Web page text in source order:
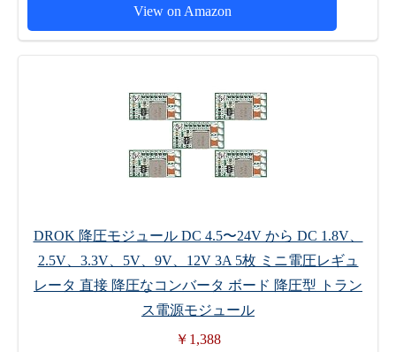
View on Amazon
DROK 降圧モジュール DC 4.5〜24V から DC 1.8V、
2.5V、3.3V、5V、9V、12V 3A 5枚 ミニ電圧レギュ
レータ 直接 降圧なコンバータ ボード 降圧型 トラン
ス電源モジュール
￥1,388